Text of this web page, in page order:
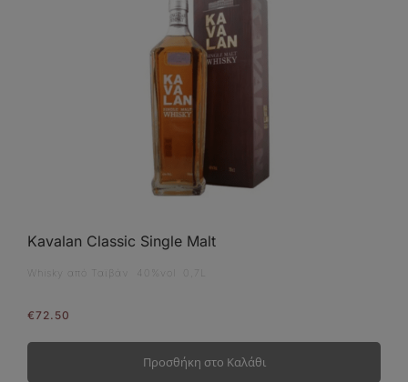
Kavalan Classic Single Malt
Whisky από Ταϊβάν 40%vol 0,7L
€72.50
Προσθήκη στο Καλάθι